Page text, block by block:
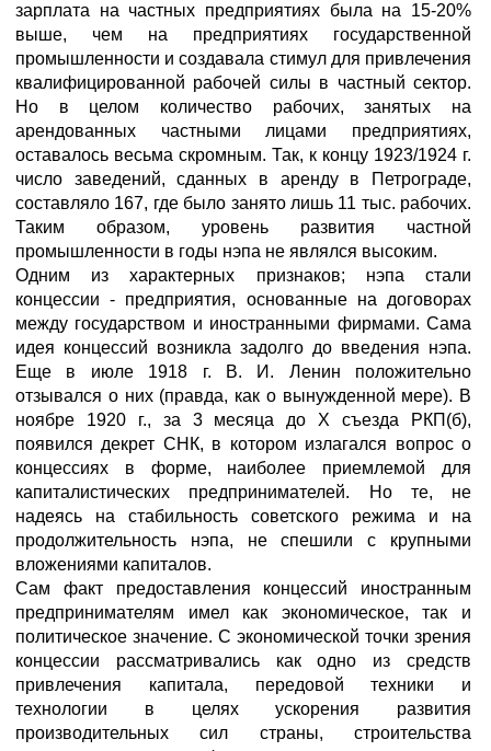
зарплата на частных предприятиях была на 15-20%
выше, чем на предприятиях государственной
промышленности и создавала стимул для привлечения
квалифицированной рабочей силы в частный сектор.
Но в целом количество рабочих, занятых на
арендованных частными лицами предприятиях,
оставалось весьма скромным. Так, к концу 1923/1924 г.
число заведений, сданных в аренду в Петрограде,
составляло 167, где было занято лишь 11 тыс. рабочих.
Таким образом, уровень развития частной
промышленности в годы нэпа не являлся высоким.
Одним из характерных признаков; нэпа стали
концессии - предприятия, основанные на договорах
между государством и иностранными фирмами. Сама
идея концессий возникла задолго до введения нэпа.
Еще в июле 1918 г. В. И. Ленин положительно
отзывался о них (правда, как о вынужденной мере). В
ноябре 1920 г., за 3 месяца до X съезда РКП(б),
появился декрет СНК, в котором излагался вопрос о
концессиях в форме, наиболее приемлемой для
капиталистических предпринимателей. Но те, не
надеясь на стабильность советского режима и на
продолжительность нэпа, не спешили с крупными
вложениями капиталов.
Сам факт предоставления концессий иностранным
предпринимателям имел как экономическое, так и
политическое значение. С экономической точки зрения
концессии рассматривались как одно из средств
привлечения капитала, передовой техники и
технологии в целях ускорения развития
производительных сил страны, строительства